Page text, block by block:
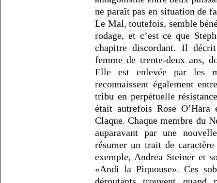
ne paraît pas en situation de
Le Mal, toutefois, semble
rodage, et c’est ce que
chapitre discordant. Il
femme de trente-deux ans,
Elle est enlevée par les
reconnaissent également
tribu en perpétuelle
était autrefois Rose O’Hara
Claque. Chaque membre du
auparavant par une
résumer un trait de
exemple, Andrea Steiner et
«Andi la Piquouse». Ces